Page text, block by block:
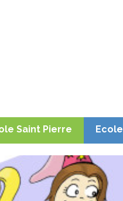
Saint Pierre